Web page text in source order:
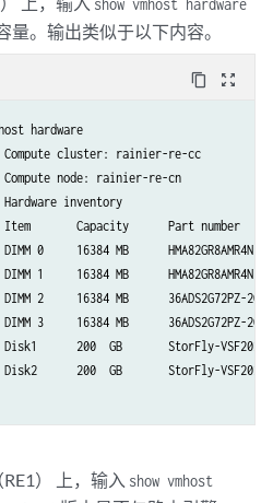
show vmhost hardware
量。输出类似于以下内容。
content_copy zoom_out_map
hardware
cluster: rainier-re-cc
Compute node: rainier-
inventory
Capacity      Part number
0     16384 MB      HMA82GR8AMR4N-
1     16384 MB      HMA82GR8AMR4N-
2     16384 MB      36ADS2G72PZ-
3     16384 MB      36ADS2G72PZ-
200  GB       StorFly-
200  GB       StorFly-
） 上，输入 show vmhost